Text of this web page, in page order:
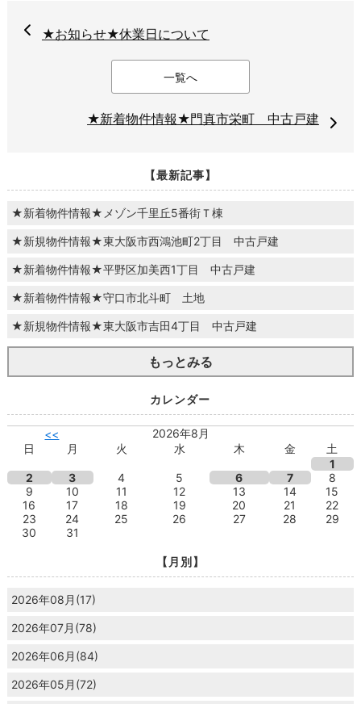
★お知らせ★休業日について
一覧へ
★新着物件情報★門真市栄町 中古戸建
【最新記事】
★新着物件情報★メゾン千里丘5番街Ｔ棟
★新規物件情報★東大阪市西鴻池町2丁目 中古戸建
★新着物件情報★平野区加美西1丁目 中古戸建
★新着物件情報★守口市北斗町 土地
★新規物件情報★東大阪市吉田4丁目 中古戸建
もっとみる
カレンダー
<<
2026年8月
日
月 火 水 木 金
土
1
2
3 4 5 6 7
8
9
10 11 12 13 14
15
16
17 18 19 20 21
22
23
24 25 26 27 28
29
30
31
【月別】
2026年08月(17)
2026年07月(78)
2026年06月(84)
2026年05月(72)